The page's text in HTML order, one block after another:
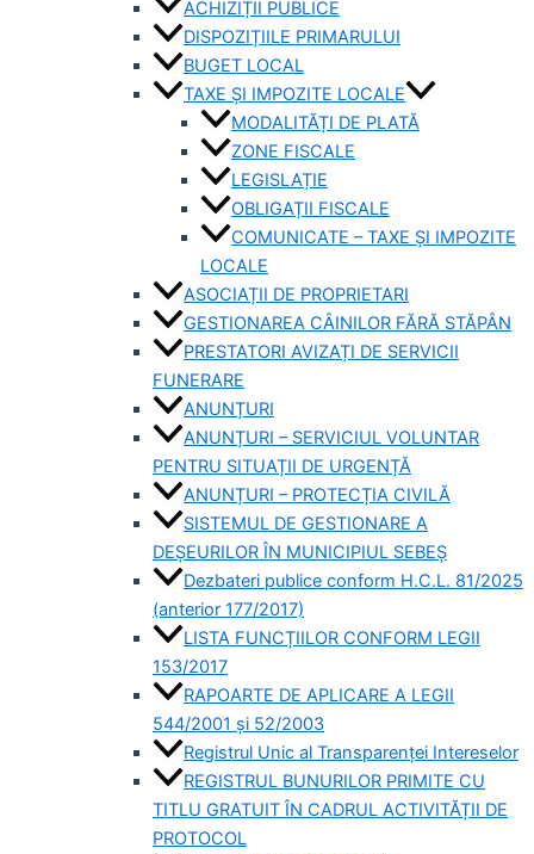
ACHIZIȚII PUBLICE
DISPOZIȚIILE PRIMARULUI
BUGET LOCAL
TAXE ȘI IMPOZITE LOCALE
MODALITĂȚI DE PLATĂ
ZONE FISCALE
LEGISLAȚIE
OBLIGAȚII FISCALE
COMUNICATE – TAXE ȘI IMPOZITE
LOCALE
ASOCIAȚII DE PROPRIETARI
GESTIONAREA CÂINILOR FĂRĂ STĂPÂN
PRESTATORI AVIZAȚI DE SERVICII
FUNERARE
ANUNȚURI
ANUNȚURI – SERVICIUL VOLUNTAR
PENTRU SITUAȚII DE URGENȚĂ
ANUNȚURI – PROTECȚIA CIVILĂ
SISTEMUL DE GESTIONARE A
DEȘEURILOR ÎN MUNICIPIUL SEBEȘ
Dezbateri publice conform H.C.L. 81/2025
(anterior 177/2017)
LISTA FUNCȚIILOR CONFORM LEGII
153/2017
RAPOARTE DE APLICARE A LEGII
544/2001 și 52/2003
Registrul Unic al Transparenței Intereselor
REGISTRUL BUNURILOR PRIMITE CU
TITLU GRATUIT ÎN CADRUL ACTIVITĂȚII DE
PROTOCOL